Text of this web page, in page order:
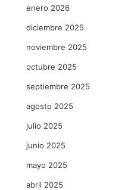
enero 2026
diciembre 2025
noviembre 2025
octubre 2025
septiembre 2025
agosto 2025
julio 2025
junio 2025
mayo 2025
abril 2025